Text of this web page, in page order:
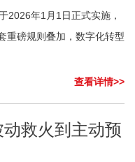
2026年1月1日正式实施，
重磅规则叠加，数字化转型
查看详情>>
救火到主动预